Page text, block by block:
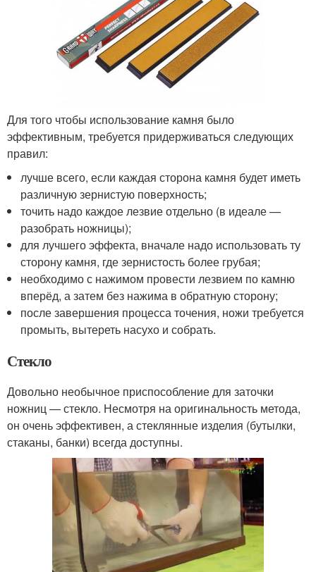
Для того чтобы использование камня было
эффективным, требуется придерживаться следующих
правил:
лучше всего, если каждая сторона камня будет иметь
различную зернистую поверхность;
точить надо каждое лезвие отдельно (в идеале —
разобрать ножницы);
для лучшего эффекта, вначале надо использовать ту
сторону камня, где зернистость более грубая;
необходимо с нажимом провести лезвием по камню
вперёд, а затем без нажима в обратную сторону;
после завершения процесса точения, ножи требуется
промыть, вытереть насухо и собрать.
Стекло
Довольно необычное приспособление для заточки
ножниц — стекло. Несмотря на оригинальность метода,
он очень эффективен, а стеклянные изделия (бутылки,
стаканы, банки) всегда доступны.